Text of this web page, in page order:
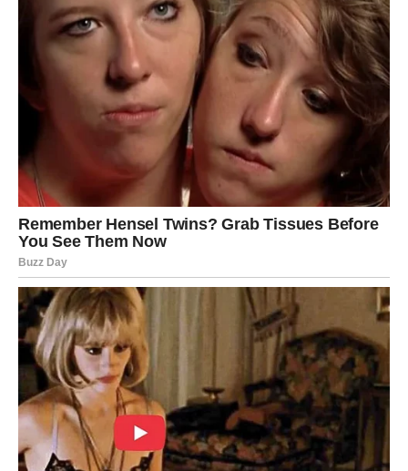
prekidanje kontakta,
donošenje ultimatuma,
emotivna priznanja iz straha,
odustajanje od nečega što ima potencijala.
Zašto se ovo dešava?
Tvoje misli su brze, ali sada skaču iz jedne krajnosti u
drugu.
Jedan čas ti je savršeno jasno šta želiš, drugi čas se
predomisliš.
Sve tvoje procene u ovom periodu obojene su
emocijama, ne logikom.
Zato stani.